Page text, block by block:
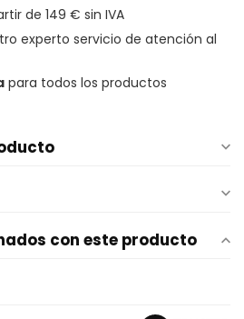
de 149 € sin IVA
experto servicio de atención al
para todos los productos
con este producto